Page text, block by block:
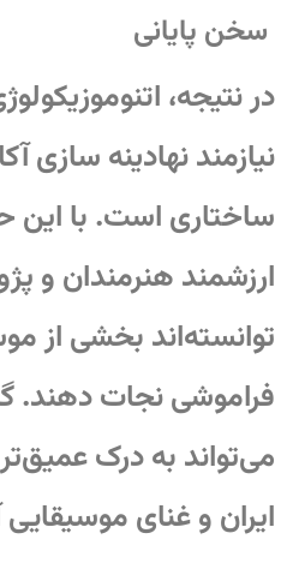
سخن پایانی
در نتیجه،
نیازمند نهادینه‌ سازی
ساختاری است. با این
ارزشمند هنرمندان و
توانسته‌اند بخشی از
فراموشی نجات دهند.
می‌تواند به درک
ایران و غنای